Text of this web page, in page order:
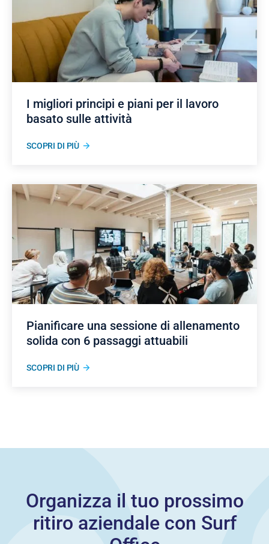
I migliori principi e piani per il lavoro
basato sulle attività
SCOPRI DI PIÙ
Pianificare una sessione di allenamento
solida con 6 passaggi attuabili
SCOPRI DI PIÙ
Organizza il tuo prossimo
ritiro aziendale con Surf